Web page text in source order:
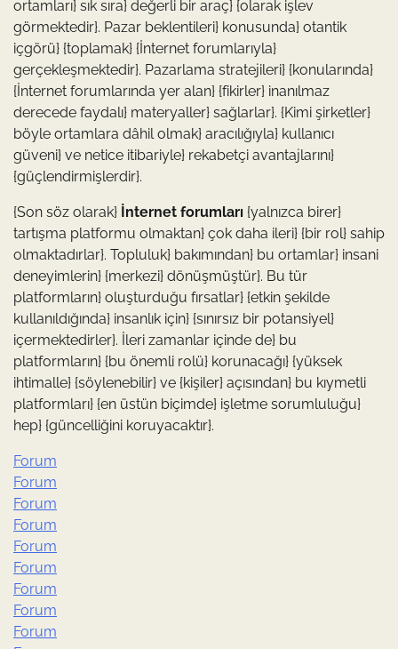
ortamları} sık sıra} değerli bir araç} {olarak işlev
görmektedir}. Pazar beklentileri} konusunda} otantik
içgörü} {toplamak} {İnternet forumlarıyla}
gerçekleşmektedir}. Pazarlama stratejileri} {konularında}
{İnternet forumlarında yer alan} {fikirler} inanılmaz
derecede faydalı} materyaller} sağlarlar}. {Kimi şirketler}
böyle ortamlara dâhil olmak} aracılığıyla} kullanıcı
güveni} ve netice itibariyle} rekabetçi avantajlarını}
{güçlendirmişlerdir}.
{Son söz olarak} İnternet forumları {yalnızca birer}
tartışma platformu olmaktan} çok daha ileri} {bir rol} sahip
olmaktadırlar}. Topluluk} bakımından} bu ortamlar} insani
deneyimlerin} {merkezi} dönüşmüştür}. Bu tür
platformların} oluşturduğu fırsatlar} {etkin şekilde
kullanıldığında} insanlık için} {sınırsız bir potansiyel}
içermektedirler}. İleri zamanlar içinde de} bu
platformların} {bu önemli rolü} korunacağı} {yüksek
ihtimalle} {söylenebilir} ve {kişiler} açısından} bu kıymetli
platformları} {en üstün biçimde} işletme sorumluluğu}
hep} {güncelliğini koruyacaktır}.
Forum
Forum
Forum
Forum
Forum
Forum
Forum
Forum
Forum